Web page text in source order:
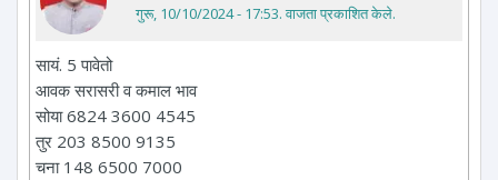
गुरू, 10/10/2024 - 17:53. वाजता प्रकाशित केले.
सायं. 5 पावेतो
आवक सरासरी व कमाल भाव
सोया 6824 3600 4545
तुर 203 8500 9135
चना 148 6500 7000